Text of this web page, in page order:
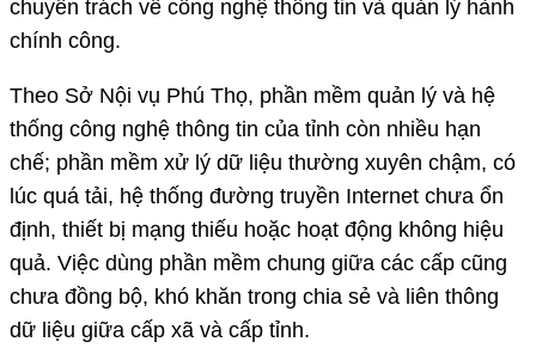
chuyên trách về công nghệ thông tin và quản lý hành
chính công.
Theo Sở Nội vụ Phú Thọ, phần mềm quản lý và hệ
thống công nghệ thông tin của tỉnh còn nhiều hạn
chế; phần mềm xử lý dữ liệu thường xuyên chậm, có
lúc quá tải, hệ thống đường truyền Internet chưa ổn
định, thiết bị mạng thiếu hoặc hoạt động không hiệu
quả. Việc dùng phần mềm chung giữa các cấp cũng
chưa đồng bộ, khó khăn trong chia sẻ và liên thông
dữ liệu giữa cấp xã và cấp tỉnh.